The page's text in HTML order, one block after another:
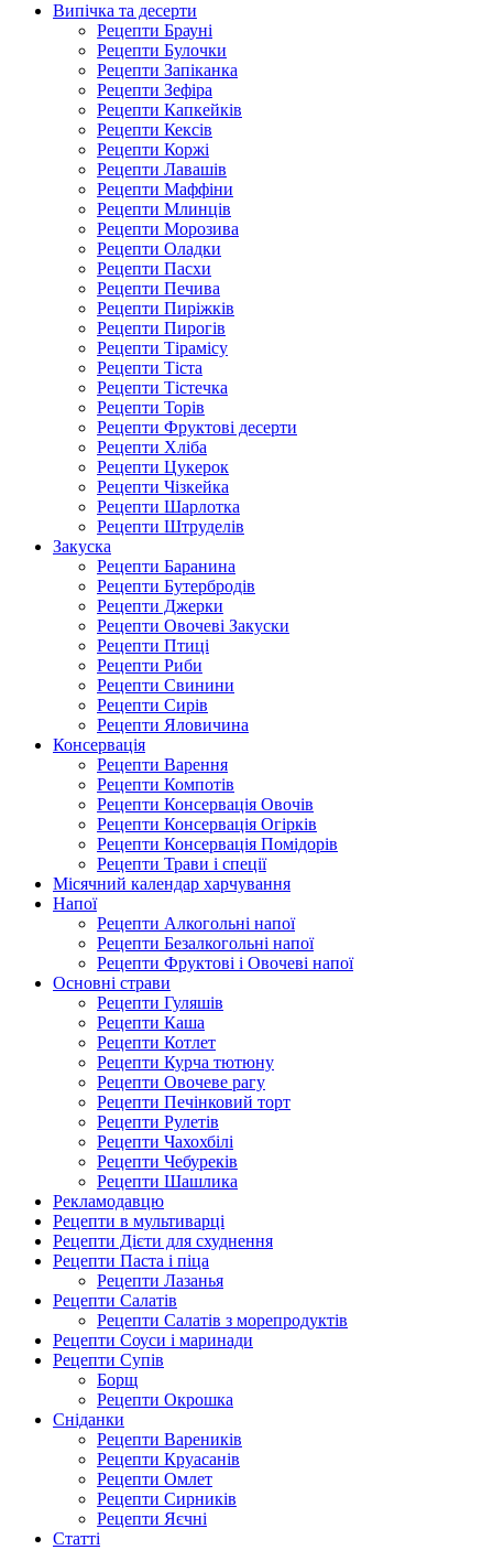
Випічка та десерти
Рецепти Брауні
Рецепти Булочки
Рецепти Запіканка
Рецепти Зефіра
Рецепти Капкейків
Рецепти Кексів
Рецепти Коржі
Рецепти Лавашів
Рецепти Маффіни
Рецепти Млинців
Рецепти Морозива
Рецепти Оладки
Рецепти Пасхи
Рецепти Печива
Рецепти Пиріжків
Рецепти Пирогів
Рецепти Тірамісу
Рецепти Тіста
Рецепти Тістечка
Рецепти Торів
Рецепти Фруктові десерти
Рецепти Хліба
Рецепти Цукерок
Рецепти Чізкейка
Рецепти Шарлотка
Рецепти Штруделів
Закуска
Рецепти Баранина
Рецепти Бутербродів
Рецепти Джерки
Рецепти Овочеві Закуски
Рецепти Птиці
Рецепти Риби
Рецепти Свинини
Рецепти Сирів
Рецепти Яловичина
Консервація
Рецепти Варення
Рецепти Компотів
Рецепти Консервація Овочів
Рецепти Консервація Огірків
Рецепти Консервація Помідорів
Рецепти Трави і спеції
Місячний календар харчування
Напої
Рецепти Алкогольні напої
Рецепти Безалкогольні напої
Рецепти Фруктові і Овочеві напої
Основні страви
Рецепти Гуляшів
Рецепти Каша
Рецепти Котлет
Рецепти Курча тютюну
Рецепти Овочеве рагу
Рецепти Печінковий торт
Рецепти Рулетів
Рецепти Чахохбілі
Рецепти Чебуреків
Рецепти Шашлика
Рекламодавцю
Рецепти в мультиварці
Рецепти Дієти для схуднення
Рецепти Паста і піца
Рецепти Лазанья
Рецепти Салатів
Рецепти Салатів з морепродуктів
Рецепти Соуси і маринади
Рецепти Супів
Борщ
Рецепти Окрошка
Сніданки
Рецепти Вареників
Рецепти Круасанів
Рецепти Омлет
Рецепти Сирників
Рецепти Яєчні
Статті